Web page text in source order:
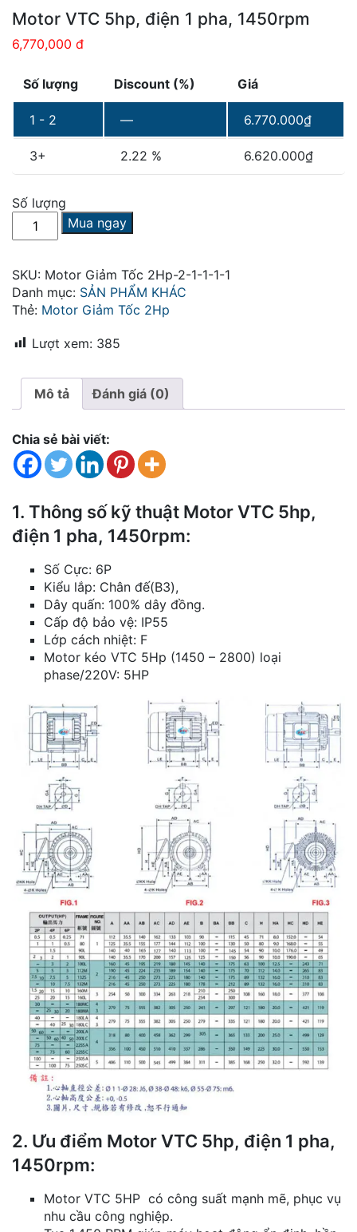
Motor VTC 5hp, điện 1 pha, 1450rpm
6,770,000 đ
Số lượng Discount (%) Giá
1 - 2 — 6.770.000₫
3+ 2.22 % 6.620.000₫
Số lượng
Motor
VTC
điện
1
pha,
số
Mua ngay
SKU: Motor Giảm Tốc 2Hp-2-1-1-1-1
Danh mục: SẢN PHẨM KHÁC
Thẻ: Motor Giảm Tốc 2Hp
Lượt xem: 385
Mô tả Đánh giá (0)
Chia sẻ bài viết:
1. Thông số kỹ thuật Motor VTC 5hp,
điện 1 pha, 1450rpm:
Số Cực: 6P
Kiểu lắp: Chân đế(B3),
Dây quấn: 100% dây đồng.
Cấp độ bảo vệ: IP55
Lớp cách nhiệt: F
Motor kéo VTC 5Hp (1450 – 2800) loại
phase/220V: 5HP
2. Ưu điểm Motor VTC 5hp, điện 1 pha,
1450rpm:
Motor VTC 5HP có công suất mạnh mẽ, phục vụ
nhu cầu công nghiệp.